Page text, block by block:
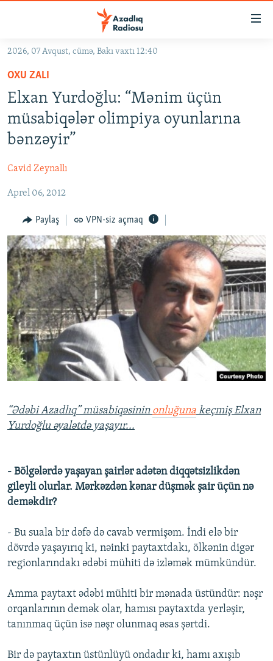
Əsas
qayıt
Əsas
naviqasiyaya
qayıt
Axtarışa
#İZAHLA
KORRUPSIOMETR
QANUNI DOĞRU
ARAŞDIRMA
MULTIMEDIA
VIDEO
FOTOQALEREYA
İNFOQRAFIKA
KARIKATURA
RADIO ARXIV
OXU ZALI
AZƏRBAYCAN ƏDƏBIYYATI KITABXANASI
İSLAM VƏ DEMOKRATIYA
İZ - MƏDƏNIYYƏT PROQRAMI
HAQQIMIZDA
MISSIYAMIZ
PEŞƏ ETIKASI VƏ JURNALISTIKA STANDARTLARIMIZ
MATERIALLARIMIZDAN ISTIFADƏ
AZADLIQRADIOSU MOBIL TELEFONUNUZDA
BIZIMLƏ ƏLAQƏ
BIZI IZLƏ
RFE/RL-in bütün saytları
2026, 07 Avqust, cümə, Bakı vaxtı 12:40
OXU ZALI
Elxan Yurdoğlu: “Mənim üçün
müsabiqələr olimpiya oyunlarına
bənzəyir”
Cavid Zeynallı
Aprel 06, 2012
Paylaş VPN-siz açmaq
“Ədəbi Azadlıq” müsabiqəsinin onluğuna keçmiş Elxan
Yurdoğlu əyalətdə yaşayır...
- Bölgələrdə yaşayan şairlər adətən diqqətsizlikdən
gileyli olurlar. Mərkəzdən kənar düşmək şair üçün nə
deməkdir?
- Bu suala bir dəfə də cavab vermişəm. İndi elə bir
dövrdə yaşayırıq ki, nəinki paytaxtdakı, ölkənin digər
regionlarındakı ədəbi mühiti də izləmək mümkündür.
Amma paytaxt ədəbi mühiti bir mənada üstündür: nəşr
orqanlarının demək olar, hamısı paytaxtda yerləşir,
tanınmaq üçün isə nəşr olunmaq əsas şərtdi.
Bir də paytaxtın üstünlüyü ondadır ki, hamı axışıb